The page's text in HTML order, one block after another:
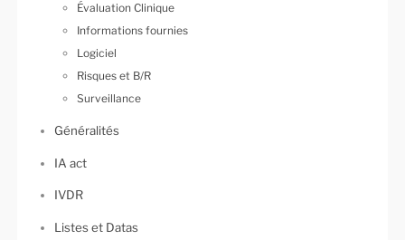
Évaluation Clinique
Informations fournies
Logiciel
Risques et B/R
Surveillance
Généralités
IA act
IVDR
Listes et Datas